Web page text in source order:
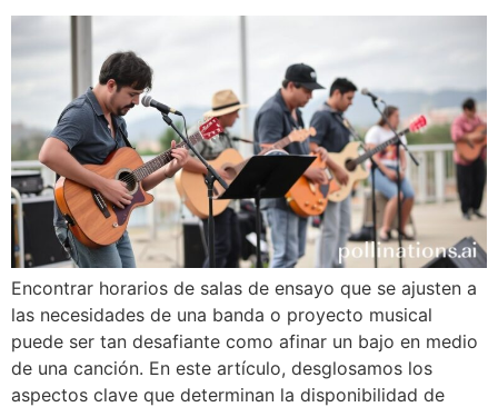
Encontrar horarios de salas de ensayo que se ajusten a
las necesidades de una banda o proyecto musical
puede ser tan desafiante como afinar un bajo en medio
de una canción. En este artículo, desglosamos los
aspectos clave que determinan la disponibilidad de